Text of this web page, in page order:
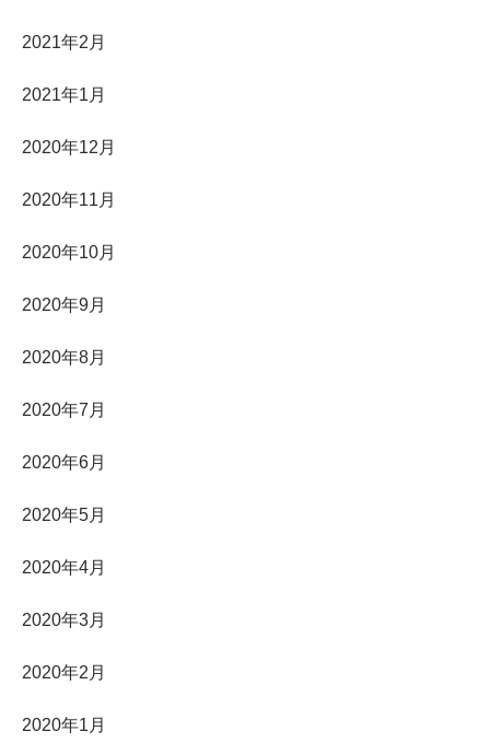
2021年2月
2021年1月
2020年12月
2020年11月
2020年10月
2020年9月
2020年8月
2020年7月
2020年6月
2020年5月
2020年4月
2020年3月
2020年2月
2020年1月